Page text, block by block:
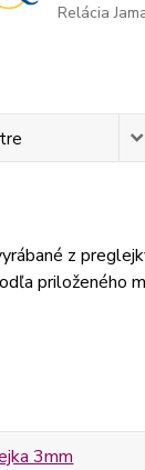
Relácia
z
priloženého
3mm